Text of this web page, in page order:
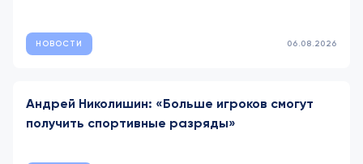
НОВОСТИ 06.08.2026
Андрей Николишин: «Больше игроков смогут
получить спортивные разряды»